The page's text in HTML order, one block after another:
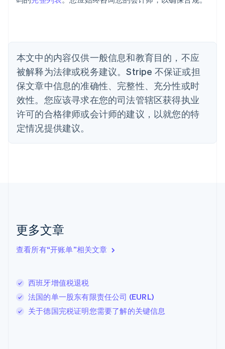
本文中的内容仅供一般信息和教育目的，不应
被解释为法律或税务建议。Stripe 不保证或担
保文章中信息的准确性、完整性、充分性或时
效性。您应该寻求在您的司法管辖区获得执业
许可的合格律师或会计师的建议，以就您的特
定情况提供建议。
更多文章
查看所有“开账单”相关文章
西班牙增值税退税
法国的单一股东有限责任公司 (EURL)
关于德国完税证明您需要了解的关键信息
English
丹麦
English
德国
DeutschEnglish
法国
FrançaisEnglish
芬兰
EnglishSvenska
English Italiano
拉脱维亚
立陶宛
DeutschEnglish
卢森堡
FrançaisDeutsch English
罗马尼亚